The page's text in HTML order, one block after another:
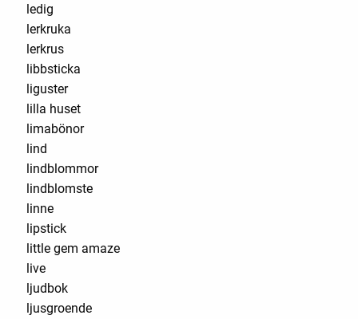
ledig
lerkruka
lerkrus
libbsticka
liguster
lilla huset
limabönor
lind
lindblommor
lindblomste
linne
lipstick
little gem amaze
live
ljudbok
ljusgroende